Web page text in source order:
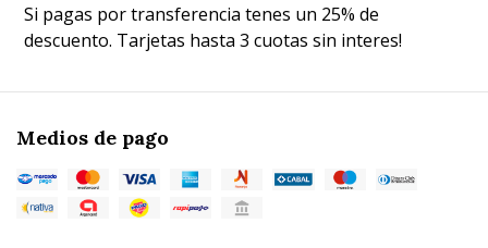
Si pagas por transferencia tenes un 25% de
descuento. Tarjetas hasta 3 cuotas sin interes!
Medios de pago